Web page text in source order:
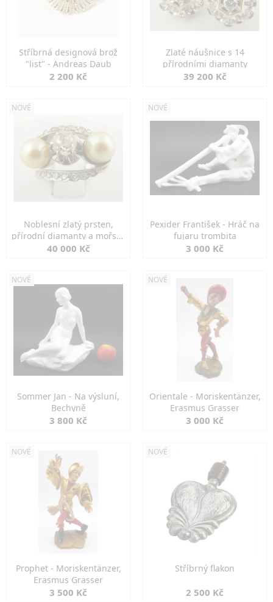
Stříbrná designová brož
"list" - Andreas Daub
2 200 Kč
Zlaté náušnice s 14
přírodními diamanty
39 200 Kč
NOVÉ
Noblesní zlatý prsten,
přírodní diamanty a mořské
perly
40 000 Kč
NOVÉ
Pexider František - Hráč na
fujaru trombita
3 000 Kč
NOVÉ
Sommer Jan - Na výsluní,
Bechyně
3 800 Kč
NOVÉ
Orientale - Moriskentänzer,
Erasmus Grasser
3 000 Kč
NOVÉ
Prophet - Moriskentänzer,
Erasmus Grasser
3 500 Kč
NOVÉ
Stříbrný flakon
2 500 Kč